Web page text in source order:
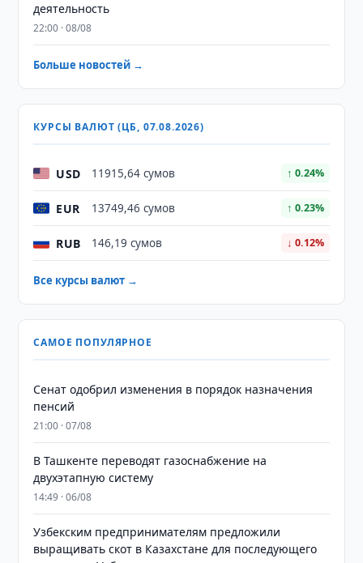
деятельность
22:00 · 08/08
Больше новостей →
КУРСЫ ВАЛЮТ (ЦБ, 07.08.2026)
USD 11915,64 сумов ↑ 0.24%
EUR 13749,46 сумов ↑ 0.23%
RUB 146,19 сумов ↓ 0.12%
Все курсы валют →
САМОЕ ПОПУЛЯРНОЕ
Сенат одобрил изменения в порядок назначения
пенсий
21:00 · 07/08
В Ташкенте переводят газоснабжение на
двухэтапную систему
14:49 · 06/08
Узбекским предпринимателям предложили
выращивать скот в Казахстане для последующего